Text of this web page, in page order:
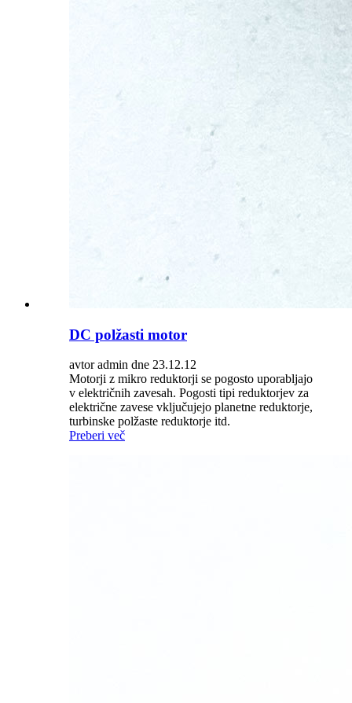
DC polžasti motor
avtor admin dne 23.12.12
Motorji z mikro reduktorji se pogosto uporabljajo
v električnih zavesah. Pogosti tipi reduktorjev za
električne zavese vključujejo planetne reduktorje,
turbinske polžaste reduktorje itd.
Preberi več